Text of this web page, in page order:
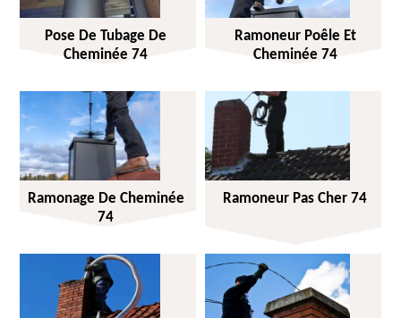
Pose De Tubage De
Cheminée 74
Ramoneur Poêle Et
Cheminée 74
Ramonage De Cheminée
74
Ramoneur Pas Cher 74